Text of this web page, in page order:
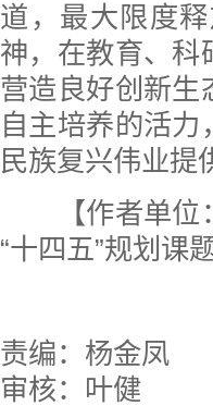
道，最大限度
神，在教育、科
营造良好创新生
自主培养的活
民族复兴伟业提
【作者单位：
“十四五”规划课
责编：杨金凤
审核：叶健